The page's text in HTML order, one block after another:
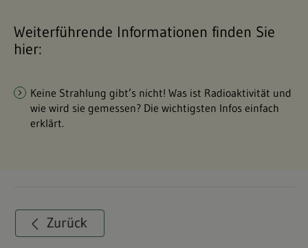
Weiterführende Informationen finden Sie
hier:
Keine Strahlung gibt’s nicht! Was ist Radioaktivität und
wie wird sie gemessen? Die wichtigsten Infos einfach
erklärt.